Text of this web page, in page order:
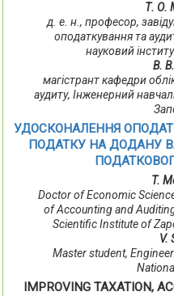
Т. О.
д. е. н., професор,
оподаткування та
науковий
В.
магістрант кафедри
аудиту, Інженерний
УДОСКОНАЛЕННЯ
ПОДАТКУ НА ДОДАНУ
T.
Doctor of Economic
of Accounting and
Scientific Institute of
V.
Master student,
IMPROVING TAXATION,